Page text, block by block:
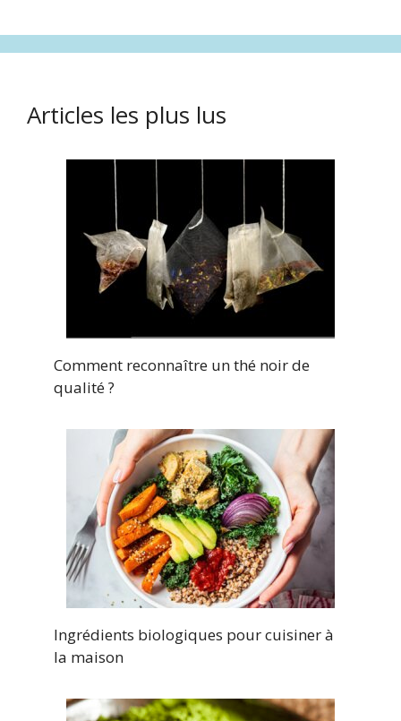
Articles les plus lus
Comment reconnaître un thé noir de
qualité ?
Ingrédients biologiques pour cuisiner à
la maison